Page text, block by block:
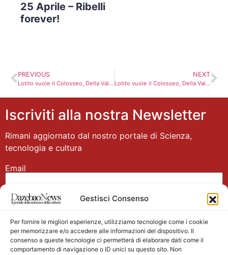
Gestisci Consenso
Per fornire le migliori esperienze, utilizziamo tecnologie come i cookie
per memorizzare e/o accedere alle informazioni del dispositivo. Il
consenso a queste tecnologie ci permetterà di elaborare dati come il
comportamento di navigazione o ID unici su questo sito. Non
25 Aprile – Ribelli
forever!
PREVIOUS
Lotito vuole il Colosseo, Della Valle ce l’ha già… ma non appartiene più agli italiani?
NEXT
Lotito vuole il Colosseo, Della Valle ce l’ha già… ma non appartiene più agli italiani?
Iscriviti alla nostra Newsletter
Rimani aggiornato dal nostro portale di Scienza,
tecnologia e cultura
Email
Nome